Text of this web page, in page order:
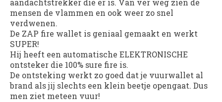
aandachtstrekker die er is. Van ver weg zien de
mensen de vlammen en ook weer zo snel
verdwenen.
De ZAP fire wallet is geniaal gemaakt en werkt
SUPER!
Hij heeft een automatische ELEKTRONISCHE
ontsteker die 100% sure fire is.
De ontsteking werkt zo goed dat je vuurwallet al
brand als jij slechts een klein beetje opengaat. Dus
men ziet meteen vuur!